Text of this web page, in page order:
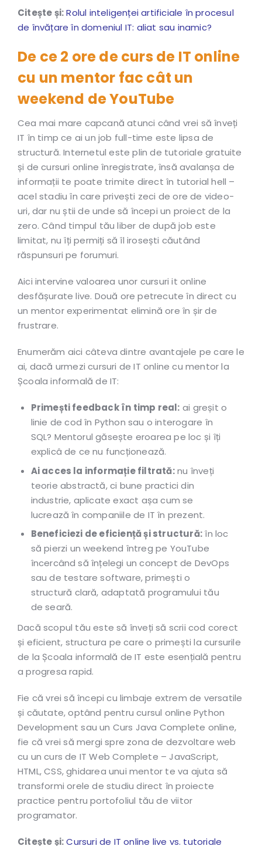
Citește și: Rolul inteligenței artificiale în procesul
de învățare în domeniul IT: aliat sau inamic?
De ce 2 ore de curs de IT online
cu un mentor fac cât un
weekend de YouTube
Cea mai mare capcană atunci când vrei să înveți
IT în timp ce ai un job full-time este lipsa de
structură. Internetul este plin de tutoriale gratuite
și de cursuri online înregistrate, însă avalanșa de
informații te poate trimite direct în tutorial hell –
acel stadiu în care privești zeci de ore de video-
uri, dar nu știi de unde să începi un proiect de la
zero. Când timpul tău liber de după job este
limitat, nu îți permiți să îl irosești căutând
răspunsuri pe forumuri.
Aici intervine valoarea unor cursuri it online
desfășurate live. Două ore petrecute în direct cu
un mentor experimentat elimină ore în șir de
frustrare.
Enumerăm aici câteva dintre avantajele pe care le
ai, dacă urmezi cursuri de IT online cu mentor la
Școala informală de IT:
Primești feedback în timp real: ai greșit o
linie de cod în Python sau o interogare în
SQL? Mentorul găsește eroarea pe loc și îți
explicâ de ce nu funcționează.
Ai acces la informație filtrată:nu înveți
teorie abstractă, ci bune practici din
industrie, aplicate exact așa cum se
lucrează în companiile de IT în prezent.
Beneficiezi de eficiență și structură:în loc
să pierzi un weekend întreg pe YouTube
încercând să înțelegi un concept de DevOps
sau de testare software, primești o
structură clară, adaptată programului tău
de seară.
Dacă scopul tău este să înveți să scrii cod corect
și eficient, structura pe care o primești la cursurile
de la Școala informală de IT este esențială pentru
a progresa rapid.
Fie că vrei să începi cu limbaje extrem de versatile
și căutate, optând pentru cursul online Python
Development sau un Curs Java Complete online,
fie că vrei să mergi spre zona de dezvoltare web
cu un curs de IT Web Complete – JavaScript,
HTML, CSS, ghidarea unui mentor te va ajuta să
transformi orele de studiu direct în proiecte
practice pentru portofoliul tău de viitor
programator.
Citește și: Cursuri de IT online live vs. tutoriale